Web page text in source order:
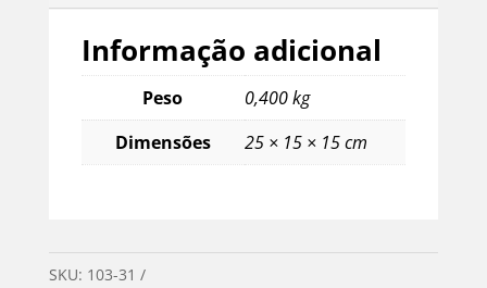
Informação adicional
Peso
0,400 kg
Dimensões
25 × 15 × 15 cm
SKU: 103-31